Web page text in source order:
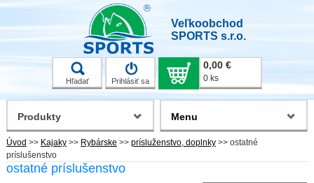
Veľkoobchod
SPORTS s.r.o.
Hľadať Prihlásiť sa
0,00 €
0 ks
Úvod >> Kajaky >> Rybárske >> prísluženstvo, doplnky >> ostatné
príslušenstvo
ostatné príslušenstvo
Produkty Menu